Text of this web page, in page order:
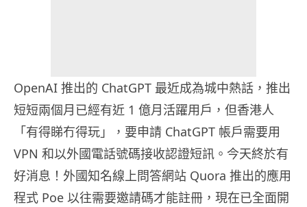
OpenAI 推出的 ChatGPT 最近成為城中熱話，推出
短短兩個月已經有近 1 億月活躍用戶，但香港人
「有得睇冇得玩」，要申請 ChatGPT 帳戶需要用
VPN 和以外國電話號碼接收認證短訊。今天終於有
好消息！外國知名線上問答網站 Quora 推出的應用
程式 Poe 以往需要邀請碼才能註冊，現在已全面開